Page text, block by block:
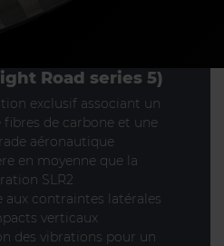
Road series 5)
exclusif associant un
de carbone et une
aéronautique
en moyenne que la
SLR2
aux contraintes latérales
verticaux
des vibrations pour un